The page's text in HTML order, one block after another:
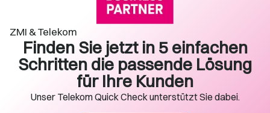
ZMI & Telekom
Finden Sie jetzt in 5 einfachen
Schritten die passende Lösung
für Ihre Kunden
Unser Telekom Quick Check unterstützt Sie dabei.